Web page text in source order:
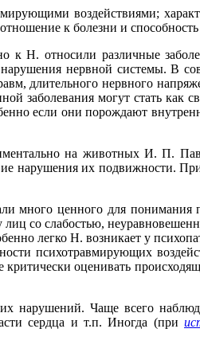
воздействиями;
к болезни и
Н. относили различные
нервной системы. В
длительного нервного
могут стать как
если они порождают
на животных И. П.
нарушения их подвижности.
ценного для понимания
со слабостью,
легко Н. возникает у
психотравмирующих
оценивать
нарушений. Чаще всего
сердца и т.п. Иногда (при